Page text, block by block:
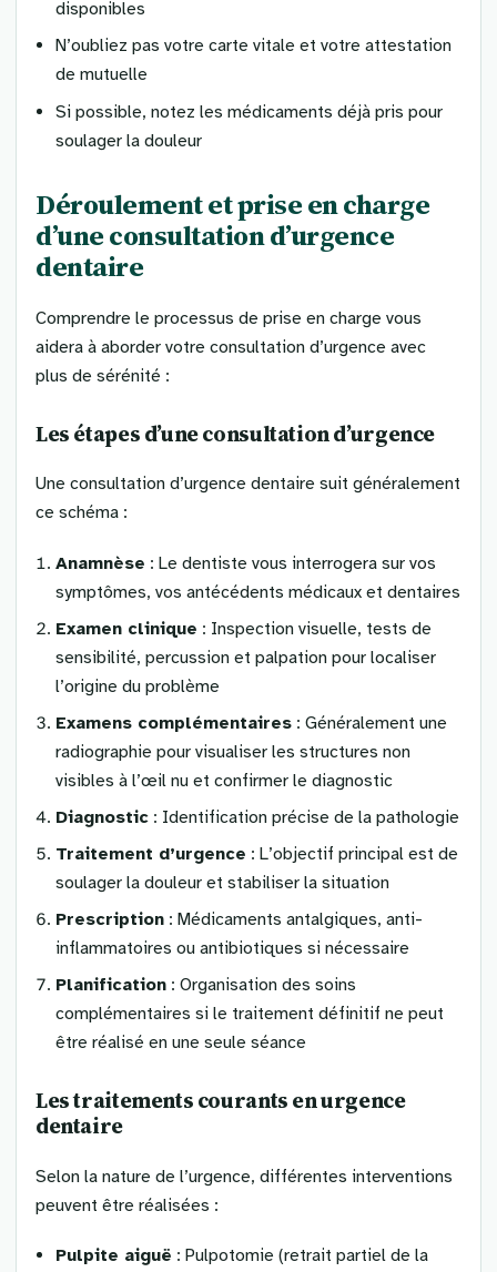
disponibles
N’oubliez pas votre carte vitale et votre attestation
de mutuelle
Si possible, notez les médicaments déjà pris pour
soulager la douleur
Déroulement et prise en charge
d’une consultation d’urgence
dentaire
Comprendre le processus de prise en charge vous
aidera à aborder votre consultation d’urgence avec
plus de sérénité :
Les étapes d’une consultation d’urgence
Une consultation d’urgence dentaire suit généralement
ce schéma :
Anamnèse : Le dentiste vous interrogera sur vos
symptômes, vos antécédents médicaux et dentaires
Examen clinique : Inspection visuelle, tests de
sensibilité, percussion et palpation pour localiser
l’origine du problème
Examens complémentaires : Généralement une
radiographie pour visualiser les structures non
visibles à l’œil nu et confirmer le diagnostic
Diagnostic : Identification précise de la pathologie
Traitement d’urgence : L’objectif principal est de
soulager la douleur et stabiliser la situation
Prescription : Médicaments antalgiques, anti-
inflammatoires ou antibiotiques si nécessaire
Planification : Organisation des soins
complémentaires si le traitement définitif ne peut
être réalisé en une seule séance
Les traitements courants en urgence
dentaire
Selon la nature de l’urgence, différentes interventions
peuvent être réalisées :
Pulpite aiguë : Pulpotomie (retrait partiel de la